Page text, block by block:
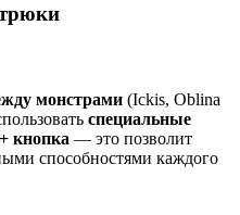
монстрами (Ickis, Oblina
специальные
кнопка — это позволит
способностями каждого